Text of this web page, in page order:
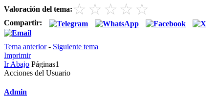
Valoración del tema: ☆ ☆ ☆ ☆ ☆
Compartir:
Tema anterior- Siguiente tema
Imprimir
Ir Abajo Páginas1
Acciones del Usuario
Admin